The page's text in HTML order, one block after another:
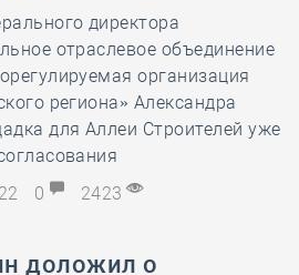
директора
отраслевое объединение
организация
региона» Александра
для Аллеи Строителей уже
0 2423
доложил о